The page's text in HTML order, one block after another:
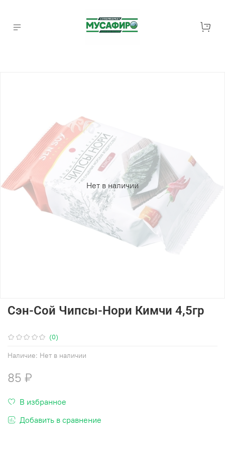
Нет в наличии
(0)
Наличие: Нет в наличии
Сэн-Сой Чипсы-Нори Кимчи 4,5гр
85 ₽
В избранное
Добавить в сравнение